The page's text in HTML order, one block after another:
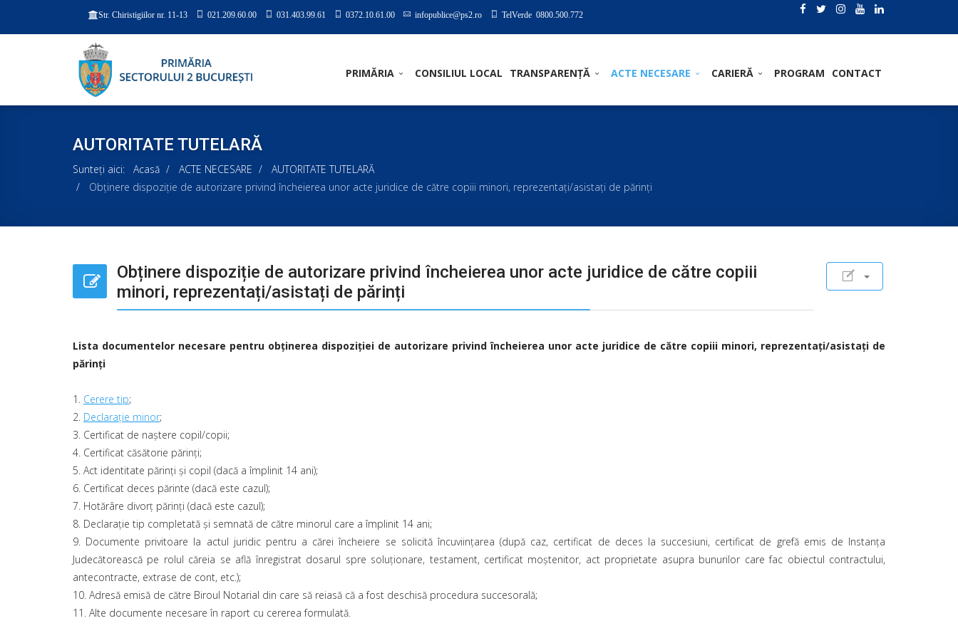
Str. Chiristigiilor nr. 11-13 021.209.60.00 031.403.99.61 0372.10.61.00 infopublice@ps2.ro TelVerde 0800.500.772
PRIMĂRIA CONSILIUL LOCAL TRANSPARENȚĂ ACTE NECESARE CARIERĂ PROGRAM CONTACT
AUTORITATE TUTELARĂ
Sunteți aici: Acasă ACTE NECESARE
AUTORITATE TUTELARĂ
Obținere dispoziție de autorizare privind încheierea unor acte juridice de către copiii minori, reprezentați/asistați de părinți
Obținere dispoziție de autorizare privind încheierea unor acte juridice de către copiii
minori, reprezentați/asistați de părinți
Lista documentelor necesare pentru obţinerea dispoziţiei de autorizare privind încheierea unor acte juridice de către copiii minori, reprezentaţi/asistaţi de
părinţi
1. Cerere tip;
2. Declaraţie minor;
3. Certificat de naştere copil/copii;
4. Certificat căsătorie părinţi;
5. Act identitate părinţi şi copil (dacă a împlinit 14 ani);
6. Certificat deces părinte (dacă este cazul);
7. Hotărâre divorţ părinţi (dacă este cazul);
8. Declaraţie tip completată şi semnată de către minorul care a împlinit 14 ani;
9. Documente privitoare la actul juridic pentru a cărei încheiere se solicită încuviinţarea (după caz, certificat de deces la succesiuni, certificat de grefă emis de Instanţa
Judecătorească pe rolul căreia se află înregistrat dosarul spre soluţionare, testament, certificat moştenitor, act proprietate asupra bunurilor care fac obiectul contractului,
antecontracte, extrase de cont, etc.);
10. Adresă emisă de către Biroul Notarial din care să reiasă că a fost deschisă procedura succesorală;
11. Alte documente necesare în raport cu cererea formulată.